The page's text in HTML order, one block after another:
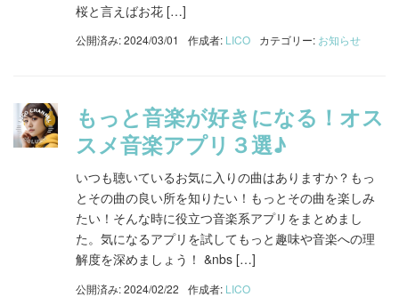
桜と言えばお花 […]
公開済み: 2024/03/01 作成者: LICO カテゴリー: お知らせ
もっと音楽が好きになる！オス
スメ音楽アプリ３選♪
いつも聴いているお気に入りの曲はありますか？もっ
とその曲の良い所を知りたい！もっとその曲を楽しみ
たい！そんな時に役立つ音楽系アプリをまとめまし
た。気になるアプリを試してもっと趣味や音楽への理
解度を深めましょう！ &nbs […]
公開済み: 2024/02/22 作成者: LICO